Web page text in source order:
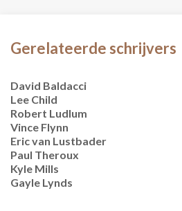
Gerelateerde schrijvers
David Baldacci
Lee Child
Robert Ludlum
Vince Flynn
Eric van Lustbader
Paul Theroux
Kyle Mills
Gayle Lynds